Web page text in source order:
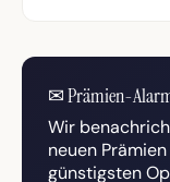
✉Prämien-
Wir
neuen
günstigsten